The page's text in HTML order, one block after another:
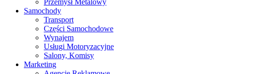
Przemysł Metalowy
Samochody
Transport
Części Samochodowe
Wynajem
Usługi Motoryzacyjne
Salony, Komisy
Marketing